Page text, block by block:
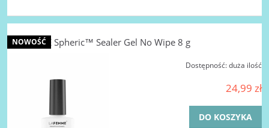
LA FEMME Spheric™ Sealer Gel No Wipe 8 g
Dostępność:duża ilość
24,99 zł
DO KOSZYKA
NOWOŚĆ